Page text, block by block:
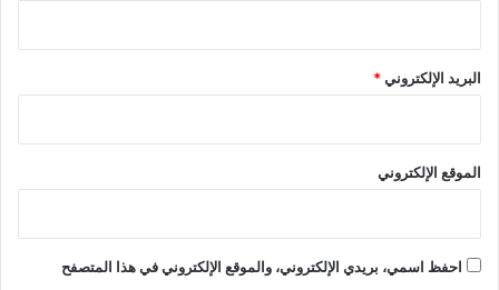
البريد الإلكتروني*
الموقع الإلكتروني
احفظ اسمي، بريدي الإلكتروني، والموقع الإلكتروني في هذا المتصفح